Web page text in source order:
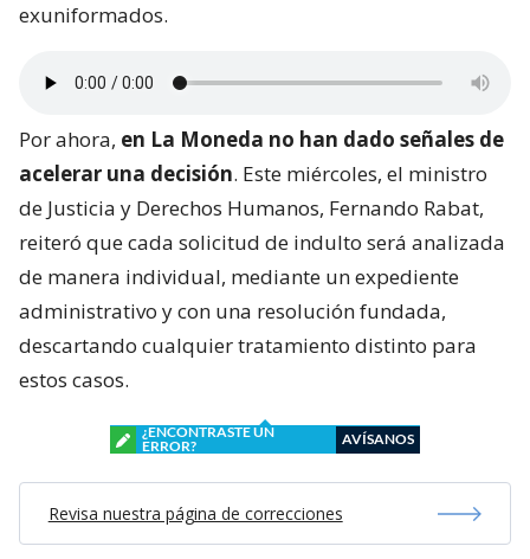
exuniformados.
Por ahora, en La Moneda no han dado señales de
acelerar una decisión. Este miércoles, el ministro
de Justicia y Derechos Humanos, Fernando Rabat,
reiteró que cada solicitud de indulto será analizada
de manera individual, mediante un expediente
administrativo y con una resolución fundada,
descartando cualquier tratamiento distinto para
estos casos.
¿ENCONTRASTE UN
ERROR?
AVÍSANOS
Revisa nuestra página de correcciones